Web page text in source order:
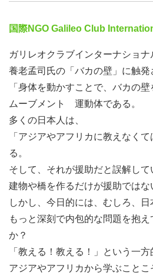
クラブインターナショナル■講師
いね！」
国際NGO Galileo Club
ガリレオクラブインターナショナ
養老孟司氏の「バカの壁」に触発
「身体を動かすことで、バカの
ムーブメント 運動体である。
多くの日本人は、
「アジアやアフリカに教えなく
る。
そして、それが援助だと誤解して
建物や橋を作るだけが援助ではな
しかし、今日的には、むしろ、日
もっと深刻で内包的な問題を抱
か？
「教える！教える！」という一方
アジアやアフリカから学ぶことこ